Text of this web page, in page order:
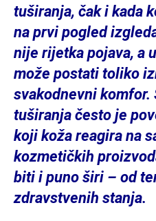
tuširanja, čak i kada
na prvi pogled
nije rijetka pojava, a
može postati toliko
svakodnevni komfor.
tuširanja često je
koji koža reagira na
kozmetičkih
biti i puno širi – od
zdravstvenih stanja.